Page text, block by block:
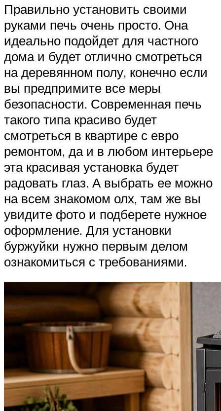
Правильно установить своими
руками печь очень просто. Она
идеально подойдет для частного
дома и будет отлично смотреться
на деревянном полу, конечно если
вы предпримите все меры
безопасности. Современная печь
такого типа красиво будет
смотреться в квартире с евро
ремонтом, да и в любом интерьере
эта красивая установка будет
радовать глаз. А выбрать ее можно
на всем знакомом олх, там же вы
увидите фото и подберете нужное
оформление. Для установки
буржуйки нужно первым делом
ознакомиться с требованиями.